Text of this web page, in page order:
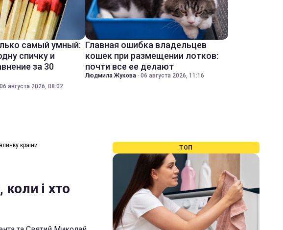
самый умный:
спичку и
за 30
06 августа 2026, 08:02
Главная ошибка владельцев
кошек при размещении лотков:
почти все ее делают
Людмила Жукова · 06 августа 2026, 11:16
країни
і хто
ТОП